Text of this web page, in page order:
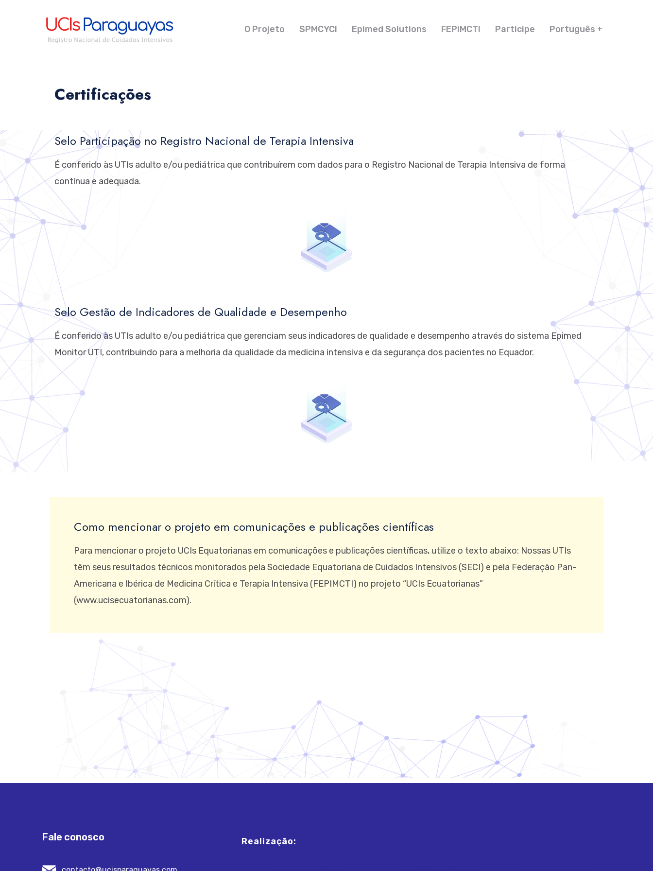
O Projeto SPMCYCI Epimed Solutions FEPIMCTI Participe Português
Certificações
Selo Participação no Registro Nacional de Terapia Intensiva
É conferido às UTIs adulto e/ou pediátrica que contribuírem com dados para o Registro Nacional de Terapia Intensiva de forma
contínua e adequada.
Selo Gestão de Indicadores de Qualidade e Desempenho
É conferido às UTIs adulto e/ou pediátrica que gerenciam seus indicadores de qualidade e desempenho através do sistema Epimed
Monitor UTI, contribuindo para a melhoria da qualidade da medicina intensiva e da segurança dos pacientes no Equador.
Como mencionar o projeto em comunicações e publicações científicas
Para mencionar o projeto UCIs Equatorianas em comunicações e publicações científicas, utilize o texto abaixo: Nossas UTIs
têm seus resultados técnicos monitorados pela Sociedade Equatoriana de Cuidados Intensivos (SECI) e pela Federação Pan-
Americana e Ibérica de Medicina Crítica e Terapia Intensiva (FEPIMCTI) no projeto “UCIs Ecuatorianas”
(www.ucisecuatorianas.com).
Fale conosco Realização: